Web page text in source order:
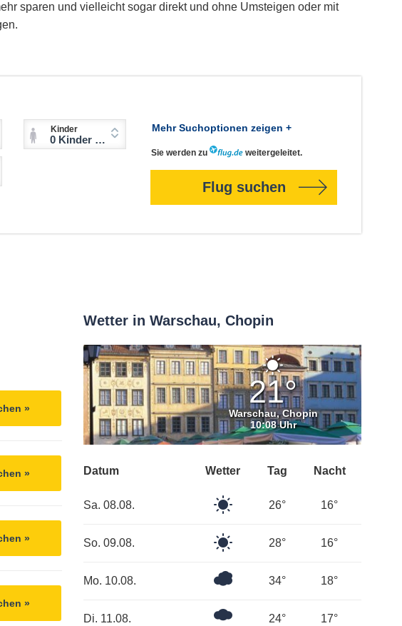
sparen und vielleicht sogar direkt und ohne Umsteigen oder mit
Kinder
0 Kinder (2-11 Jahre)
Mehr Suchoptionen zeigen +
Sie werden zu weitergeleitet.
Flug suchen
»
»
»
»
Wetter in Warschau, Chopin
Klarer
Himmel
21°
Warschau, Chopin
10:08 Uhr
Datum Wetter Tag Nacht
Sa. 08.08.
Klarer
26° 16°
So. 09.08.
Klarer
28° 16°
Mo. 10.08. Bedeckt34° 18°
Di. 11.08.
Mäßig
24° 17°